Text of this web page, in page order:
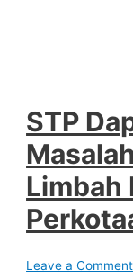
STP
Limbah
Leave a Comment